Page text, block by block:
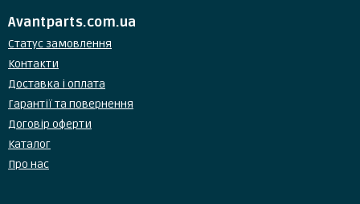
Avantparts.com.ua
Статус замовлення
Контакти
Доставка і оплата
Гарантії та повернення
Договір оферти
Каталог
Про нас